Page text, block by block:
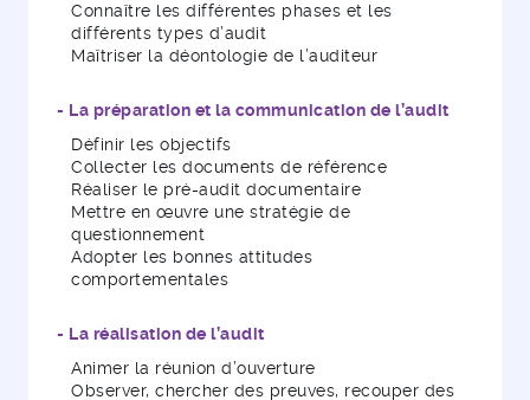
Connaître les différentes phases et les
différents types d’audit
Maîtriser la déontologie de l’auditeur
- La préparation et la communication de l’audit
Définir les objectifs
Collecter les documents de référence
Réaliser le pré-audit documentaire
Mettre en œuvre une stratégie de
questionnement
Adopter les bonnes attitudes
comportementales
- La réalisation de l’audit
Animer la réunion d’ouverture
Observer, chercher des preuves, recouper des